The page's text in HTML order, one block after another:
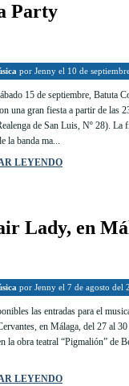
Party
por Jenny el 10 de
15 de septiembre, Batuta
una gran fiesta a partir de las
de San Luis, Nº 28). La
la banda ma...
LEYENDO
Lady, en
por Jenny el 7 de agosto del
las entradas para el
en Málaga, del 27 al
la obra teatral “Pigmalión” de
LEYENDO